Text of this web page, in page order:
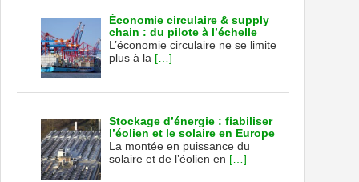
Économie circulaire & supply
chain : du pilote à l’échelle
L’économie circulaire ne se limite
plus à la […]
Stockage d’énergie : fiabiliser
l’éolien et le solaire en Europe
La montée en puissance du
solaire et de l’éolien en […]